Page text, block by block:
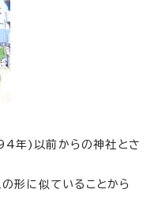
年)以前からの神社とさ
形に似ていることから